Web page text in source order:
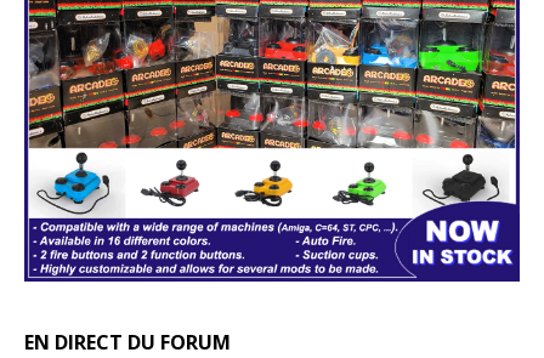
EN DIRECT DU FORUM